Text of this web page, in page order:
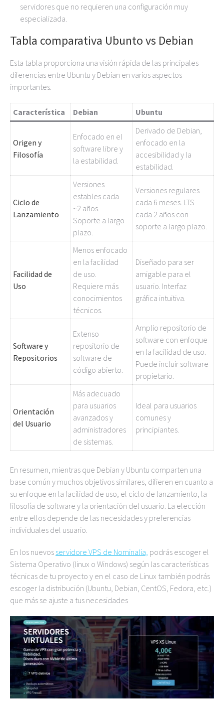
servidores que no requieren una configuración muy
especializada.
Tabla comparativa Ubunto vs Debian
Esta tabla proporciona una visión rápida de las principales
diferencias entre Ubuntu y Debian en varios aspectos
importantes.
Característica Debian Ubuntu
Origen y
Filosofía
Enfocado en el
software libre y
la estabilidad.
Derivado de Debian,
enfocado en la
accesibilidad y la
estabilidad.
Ciclo de
Lanzamiento
Versiones
estables cada
~2 años.
Soporte a largo
plazo.
Versiones regulares
cada 6 meses. LTS
cada 2 años con
soporte a largo plazo.
Facilidad de
Uso
Menos enfocado
en la facilidad
de uso.
Requiere más
conocimientos
técnicos.
Diseñado para ser
amigable para el
usuario. Interfaz
gráfica intuitiva.
Software y
Repositorios
Extenso
repositorio de
software de
código abierto.
Amplio repositorio de
software con enfoque
en la facilidad de uso.
Puede incluir software
propietario.
Orientación
del Usuario
Más adecuado
para usuarios
avanzados y
administradores
de sistemas.
Ideal para usuarios
comunes y
principiantes.
En resumen, mientras que Debian y Ubuntu comparten una
base común y muchos objetivos similares, difieren en cuanto a
su enfoque en la facilidad de uso, el ciclo de lanzamiento, la
filosofía de software y la orientación del usuario. La elección
entre ellos depende de las necesidades y preferencias
individuales del usuario.
En los nuevos servidore VPS de Nominalia, podrás escoger el
Sistema Operativo (linux o Windows) según las características
técnicas de tu proyecto y en el caso de Linux también podrás
escoger la distribución (Ubuntu, Debian, CentOS, Fedora, etc.)
que más se ajuste a tus necesidades